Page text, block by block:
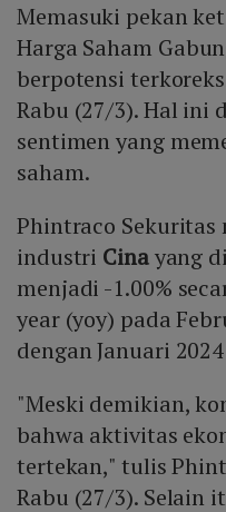
Memasuki pekan
Harga Saham
berpotensi
Rabu (27/3). Hal ini
sentimen yang
saham.
Phintraco
industri Cinayang
menjadi -1.00%
year (yoy) pada
dengan Januari
"Meski demikian,
bahwa aktivitas
tertekan," tulis
Rabu (27/3). Selain